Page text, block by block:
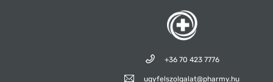
+36 70 423 7776
ugyfelszolgalat@pharmy.hu